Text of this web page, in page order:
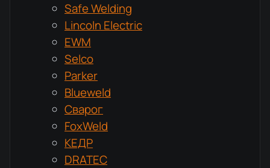
Safe Welding
Lincoln Electric
EWM
Selco
Parker
Blueweld
Сварог
FoxWeld
КЕДР
DRATEC